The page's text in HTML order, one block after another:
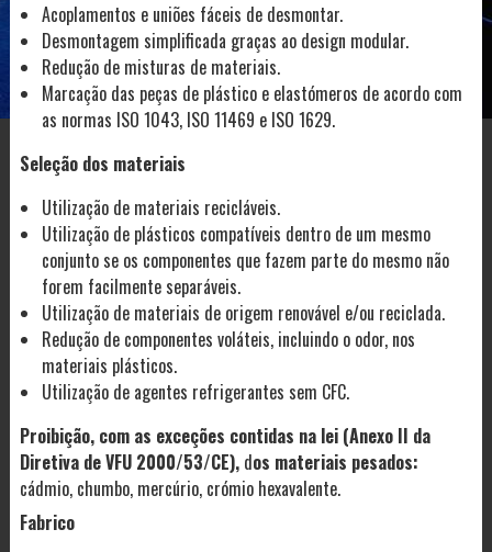
Acoplamentos e uniões fáceis de desmontar.
Desmontagem simplificada graças ao design modular.
Redução de misturas de materiais.
Marcação das peças de plástico e elastómeros de acordo com
as normas ISO 1043, ISO 11469 e ISO 1629.
Seleção dos materiais
Utilização de materiais recicláveis.
Utilização de plásticos compatíveis dentro de um mesmo
conjunto se os componentes que fazem parte do mesmo não
forem facilmente separáveis.
Utilização de materiais de origem renovável e/ou reciclada.
Redução de componentes voláteis, incluindo o odor, nos
materiais plásticos.
Utilização de agentes refrigerantes sem CFC.
Proibição, com as exceções contidas na lei (Anexo II da
Diretiva de VFU 2000/53/CE), dos materiais pesados:
cádmio, chumbo, mercúrio, crómio hexavalente.
Fabrico